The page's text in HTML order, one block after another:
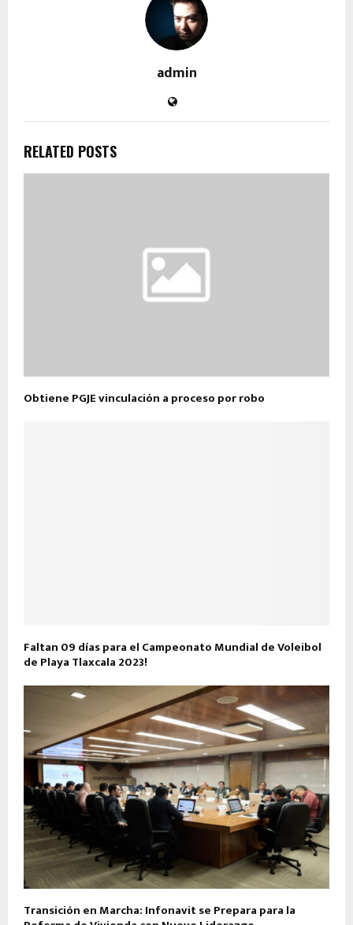
admin
RELATED POSTS
Obtiene PGJE vinculación a proceso por robo
Faltan 09 días para el Campeonato Mundial de Voleibol
de Playa Tlaxcala 2023!
Transición en Marcha: Infonavit se Prepara para la